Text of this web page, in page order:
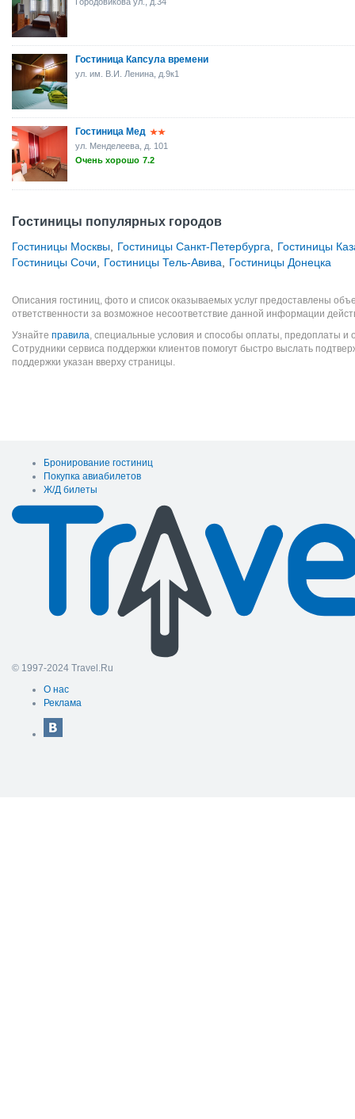
Гостиница Капсула времени
ул. им. В.И. Ленина, д.9к1
Гостиница Мед
ул. Менделеева, д. 101
Очень хорошо 7.2
Гостиницы популярных городов
Гостиницы Москвы Гостиницы Санкт-Петербурга
Гостиницы
Гостиницы Сочи
Гостиницы Тель-Авива Гостиницы Донецка
Описания гостиниц, фото и список оказываемых услуг предоставлены
ответственности за возможное несоответствие данной информации
Узнайте правила, специальные условия и способы оплаты, предоплаты и
Сотрудники сервиса поддержки клиентов помогут быстро выслать
поддержки указан вверху страницы.
Бронирование гостиниц
Покупка авиабилетов
Ж/Д билеты
© 1997-2024 Travel.Ru
О нас
Реклама